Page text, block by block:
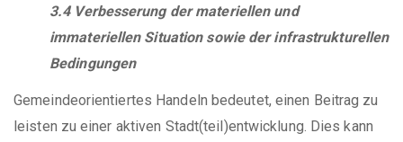
3.4 Verbesserung der materiellen und
immateriellen Situation sowie der infrastrukturellen
Bedingungen
Gemeindeorientiertes Handeln bedeutet, einen Beitrag zu
leisten zu einer aktiven Stadt(teil)entwicklung. Dies kann